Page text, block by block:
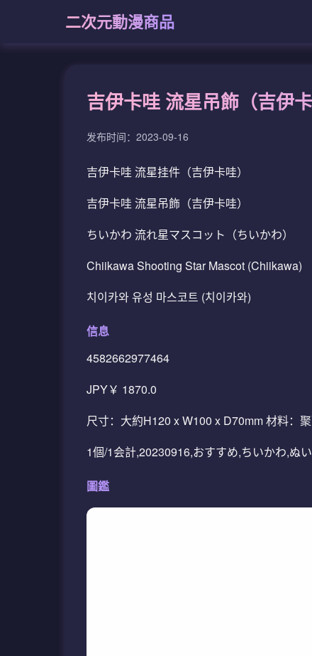
二次元動漫商品
吉伊卡哇 流星吊飾（吉伊
发布时间：2023-09-16
吉伊卡哇 流星挂件（吉伊卡哇）
吉伊卡哇 流星吊飾（吉伊卡哇）
ちいかわ 流れ星マスコット（ちいかわ）
Chiikawa Shooting Star Mascot (Chiikawa)
치이카와 유성 마스코트 (치이카와)
信息
4582662977464
JPY￥ 1870.0
尺寸：大約H120 x W100 x D70mm 材料：
1個/1会計,20230916,おすすめ,ちいかわ,ぬ
圖鑑